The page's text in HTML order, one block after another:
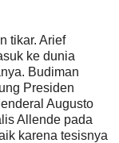
tikar. Arief
ke dunia
Budiman
Presiden
Augusto
Allende pada
karena tesisnya